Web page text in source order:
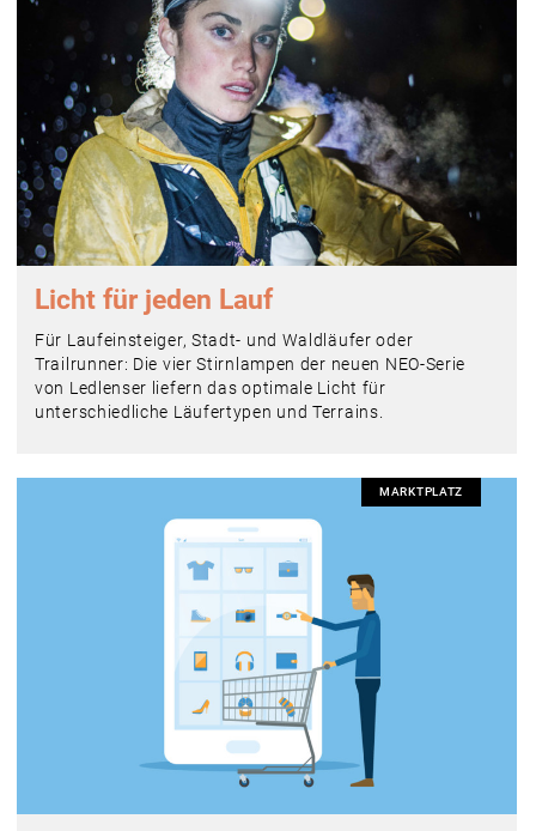
Licht für jeden Lauf
Für Laufeinsteiger, Stadt- und Waldläufer oder
Trailrunner: Die vier Stirnlampen der neuen NEO-Serie
von Ledlenser liefern das optimale Licht für
unterschiedliche Läufertypen und Terrains.
MARKTPLATZ